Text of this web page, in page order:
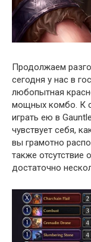
Продолжаем
сегодня у нас в
любопытная
мощных комбо. К
играть ею в
чувствует себя,
вы грамотно
также отсутствие
достаточно